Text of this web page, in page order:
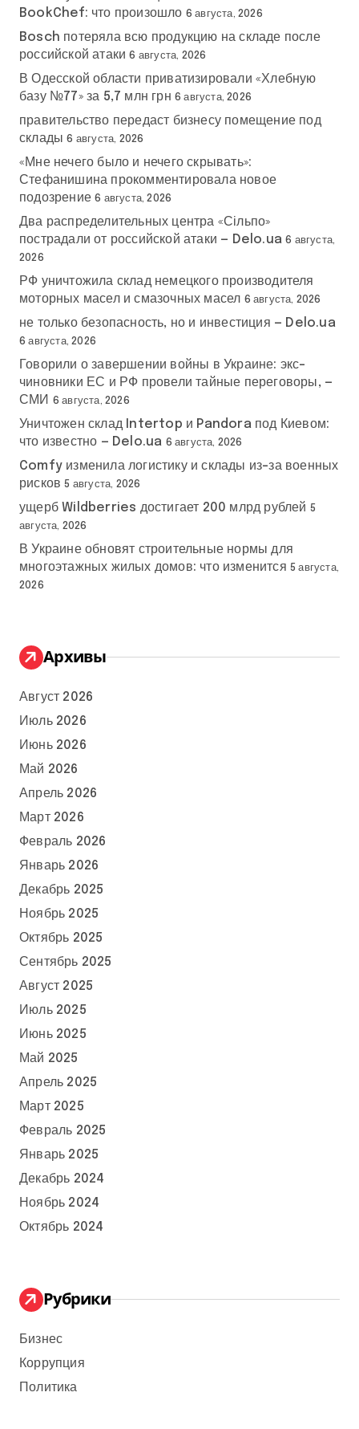
BookChef: что произошло 6 августа, 2026
Bosch потеряла всю продукцию на складе после
российской атаки 6 августа, 2026
В Одесской области приватизировали «Хлебную
базу №77» за 5,7 млн грн 6 августа, 2026
правительство передаст бизнесу помещение под
склады 6 августа, 2026
«Мне нечего было и нечего скрывать»:
Стефанишина прокомментировала новое
подозрение 6 августа, 2026
Два распределительных центра «Сільпо»
пострадали от российской атаки — Delo.ua 6 августа,
2026
РФ уничтожила склад немецкого производителя
моторных масел и смазочных масел 6 августа, 2026
не только безопасность, но и инвестиция — Delo.ua
6 августа, 2026
Говорили о завершении войны в Украине: экс-
чиновники ЕС и РФ провели тайные переговоры, —
СМИ
6 августа, 2026
Уничтожен склад Intertop и Pandora под Киевом:
что известно — Delo.ua 6 августа, 2026
Comfy изменила логистику и склады из-за военных
рисков 5 августа, 2026
ущерб Wildberries достигает 200 млрд рублей 5
августа, 2026
В Украине обновят строительные нормы для
многоэтажных жилых домов: что изменится 5 августа,
2026
Архивы
Август 2026
Июль 2026
Июнь 2026
Май 2026
Апрель 2026
Март 2026
Февраль 2026
Январь 2026
Декабрь 2025
Ноябрь 2025
Октябрь 2025
Сентябрь 2025
Август 2025
Июль 2025
Июнь 2025
Май 2025
Апрель 2025
Март 2025
Февраль 2025
Январь 2025
Декабрь 2024
Ноябрь 2024
Октябрь 2024
Рубрики
Бизнес
Коррупция
Политика